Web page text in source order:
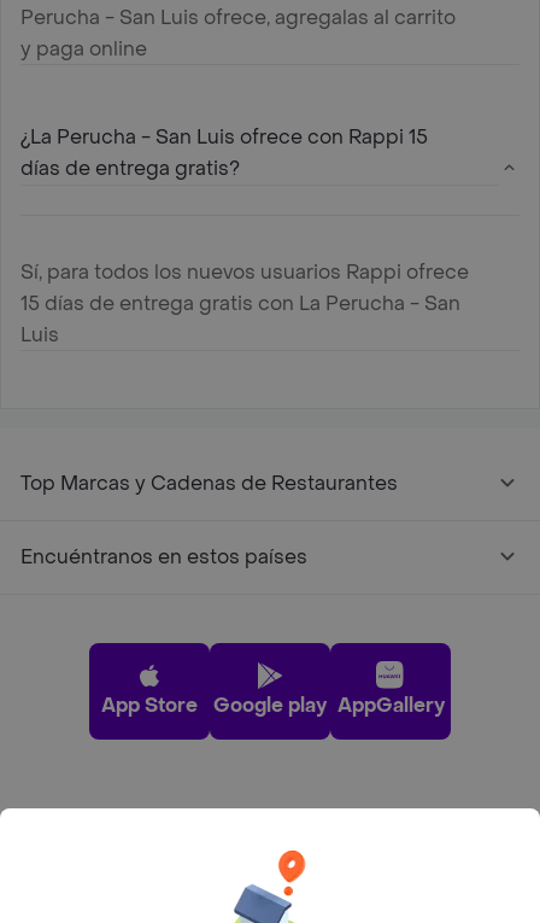
Perucha - San Luis ofrece, agregalas al carrito
y paga online
¿La Perucha - San Luis ofrece con Rappi 15
días de entrega gratis?
Sí, para todos los nuevos usuarios Rappi ofrece
15 días de entrega gratis con La Perucha - San
Luis
Top Marcas y Cadenas de Restaurantes
Encuéntranos en estos países
App Store Google play AppGallery